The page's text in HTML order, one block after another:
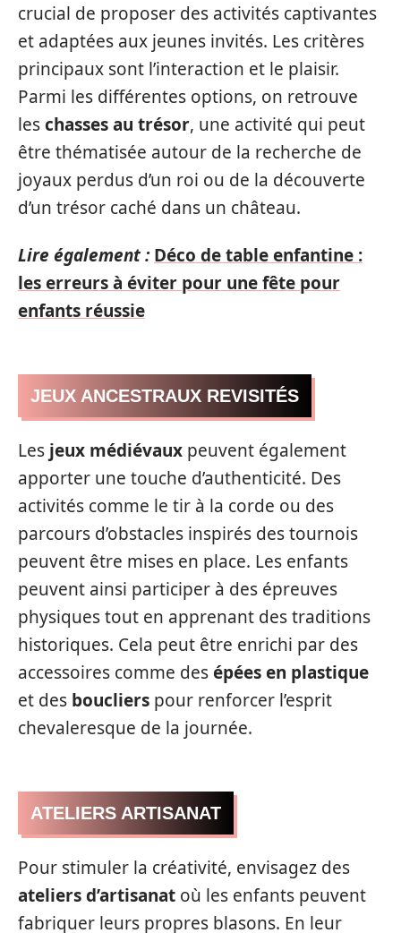
crucial de proposer des activités captivantes
et adaptées aux jeunes invités. Les critères
principaux sont l’interaction et le plaisir.
Parmi les différentes options, on retrouve
leschasses au trésor, une activité qui peut
être thématisée autour de la recherche de
joyaux perdus d’un roi ou de la découverte
d’un trésor caché dans un château.
Lire également : Déco de table enfantine :
les erreurs à éviter pour une fête pour
enfants réussie
JEUX ANCESTRAUX REVISITÉS
Les jeux médiévaux peuvent également
apporter une touche d’authenticité. Des
activités comme le tir à la corde ou des
parcours d’obstacles inspirés des tournois
peuvent être mises en place. Les enfants
peuvent ainsi participer à des épreuves
physiques tout en apprenant des traditions
historiques. Cela peut être enrichi par des
accessoires comme desépées en plastique
et des boucliers pour renforcer l’esprit
chevaleresque de la journée.
ATELIERS ARTISANAT
Pour stimuler la créativité, envisagez des
ateliers d’artisanat où les enfants peuvent
fabriquer leurs propres blasons. En leur